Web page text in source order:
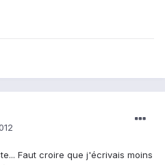
Faut croire que j'écrivais moins